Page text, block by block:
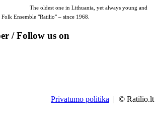
The oldest one in Lithuania, yet always young and
Ensemble "Ratilio" – since 1968.
/ Follow us on
Privatumo politika | © Ratilio.lt